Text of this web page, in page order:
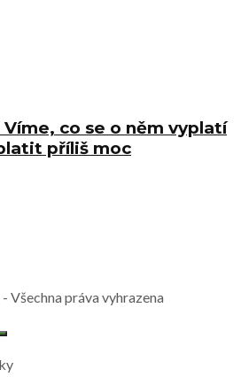
co se o něm vyplatí
příliš moc
- Všechna práva vyhrazena